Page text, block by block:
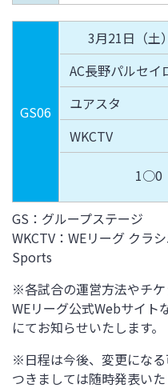
GS06
3月21日（土）
AC長野パルセイ
ユアスタ
WKCTV
1○0
GS：グループステージ
WKCTV：WEリーグ クラ
Sports
※各試合の運営方法やチ
WEリーグ公式Webサイト
にてお知らせいたします。
※日程は今後、変更にな
つきましては随時発表いた